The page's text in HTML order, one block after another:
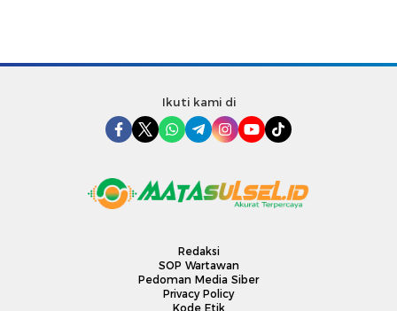
Ikuti kami di
Redaksi
SOP Wartawan
Pedoman Media Siber
Privacy Policy
Kode Etik